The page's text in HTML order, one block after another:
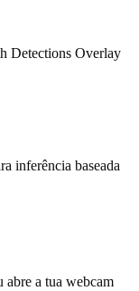
inferência baseada
abre a tua webcam